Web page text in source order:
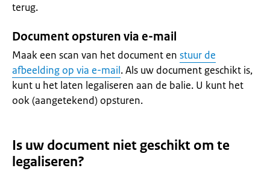
terug.
Document opsturen via e-mail
Maak een scan van het document en stuur de
afbeelding op via e-mail. Als uw document geschikt is,
kunt u het laten legaliseren aan de balie. U kunt het
ook (aangetekend) opsturen.
Is uw document niet geschikt om te
legaliseren?